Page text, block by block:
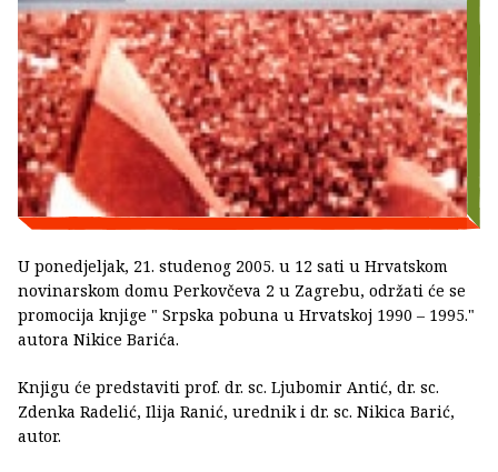
U ponedjeljak, 21. studenog 2005. u 12 sati u Hrvatskom
novinarskom domu Perkovčeva 2 u Zagrebu, održati će se
promocija knjige " Srpska pobuna u Hrvatskoj 1990 – 1995."
autora Nikice Barića.
Knjigu će predstaviti prof. dr. sc. Ljubomir Antić, dr. sc.
Zdenka Radelić, Ilija Ranić, urednik i dr. sc. Nikica Barić,
autor.